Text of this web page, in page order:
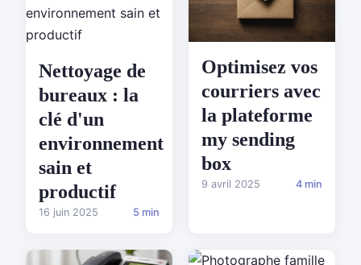
Nettoyage de
bureaux : la
clé d'un
environnement
sain et
productif
16 juin 2025 5 min
Optimisez vos
courriers avec
la plateforme
my sending
box
9 avril 2025 4 min